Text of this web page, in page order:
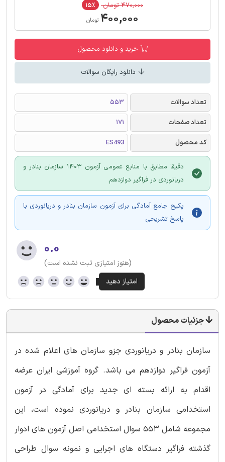
۴۷۰,۰۰۰ تومان ۱۵٪
۴۰۰,۰۰۰ تومان
خرید و دانلود محصول
دانلود رایگان سوالات
تعداد سوالات
553
تعداد صفحات
171
کد محصول
ES493
دقیقا مطابق با منابع عمومی آزمون 1403 سازمان بنادر و
دریانوردی در فراگیر دوازدهم
پکیج جامع آمادگی برای آزمون سازمان بنادر و دریانوردی با
پاسخ تشریحی
۰.۰
(هنوز امتیازی ثبت نشده است)
جزئیات محصول
سازمان بنادر و دریانوردی جزو سازمان های اعلام شده در
آزمون فراگیر دوازدهم می باشد. گروه آموزشی ایران عرضه
اقدام به ارائه بسته ای جدید برای آمادگی در آزمون
استخدامی سازمان بنادر و دریانوردی نموده است، این
مجموعه شامل 553 سوال استخدامی اصل آزمون های ادوار
گذشته فراگیر دستگاه های اجرایی و نمونه سوال طراحی